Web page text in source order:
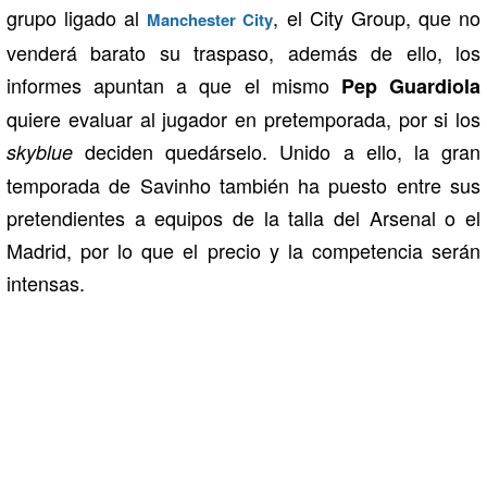
grupo ligado al Manchester City, el City Group, que no
venderá barato su traspaso, además de ello, los
informes apuntan a que el mismo Pep Guardiola
quiere evaluar al jugador en pretemporada, por si los
skybluedeciden quedárselo. Unido a ello, la gran
temporada de Savinho también ha puesto entre sus
pretendientes a equipos de la talla del Arsenal o el
Madrid, por lo que el precio y la competencia serán
intensas.